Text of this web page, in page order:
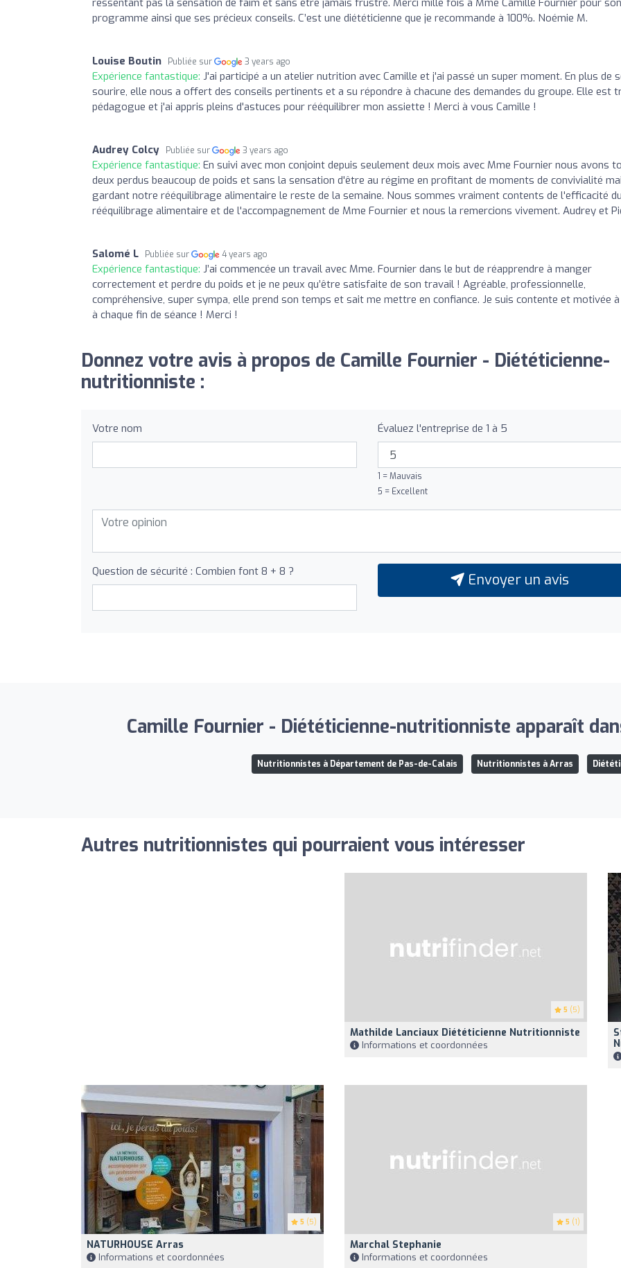
ressentant pas la sensation de faim et sans être jamais frustré. Merci mille fois à Mme Camille Fournier pour son
programme ainsi que ses précieux conseils. C’est une diététicienne que je recommande à 100%. Noémie M.
Louise Boutin Publiée sur 3 years ago
Expérience fantastique: J'ai participé a un atelier nutrition avec Camille et j'ai passé un super moment. En plus de
sourire, elle nous a offert des conseils pertinents et a su répondre à chacune des demandes du groupe. Elle est
pédagogue et j'ai appris pleins d'astuces pour rééquilibrer mon assiette ! Merci à vous Camille !
Audrey Colcy Publiée sur 3 years ago
Expérience fantastique: En suivi avec mon conjoint depuis seulement deux mois avec Mme Fournier nous avons
deux perdus beaucoup de poids et sans la sensation d'être au régime en profitant de moments de convivialité
gardant notre rééquilibrage alimentaire le reste de la semaine. Nous sommes vraiment contents de l'efficacité du
rééquilibrage alimentaire et de l'accompagnement de Mme Fournier et nous la remercions vivement. Audrey et
Salomé L Publiée sur 4 years ago
Expérience fantastique: J’ai commencée un travail avec Mme. Fournier dans le but de réapprendre à manger
correctement et perdre du poids et je ne peux qu’être satisfaite de son travail ! Agréable, professionnelle,
compréhensive, super sympa, elle prend son temps et sait me mettre en confiance. Je suis contente et motivée
à chaque fin de séance ! Merci !
Donnez votre avis à propos de Camille Fournier - Diététicienne-
nutritionniste :
Votre nom Évaluez l'entreprise de 1 à 5
1 = Mauvais
5 = Excellent
Question de sécurité : Combien font 8 + 8 ? Envoyer un avis
Camille Fournier - Diététicienne-nutritionniste apparaît
Nutritionnistes à Département de Pas-de-Calais Nutritionnistes à Arras
Autres nutritionnistes qui pourraient vous intéresser
5 (5)
Mathilde Lanciaux Diététicienne Nutritionniste
Informations et coordonnées
5 (5)
NATURHOUSE Arras
Informations et coordonnées
5 (1)
Marchal Stephanie
Informations et coordonnées